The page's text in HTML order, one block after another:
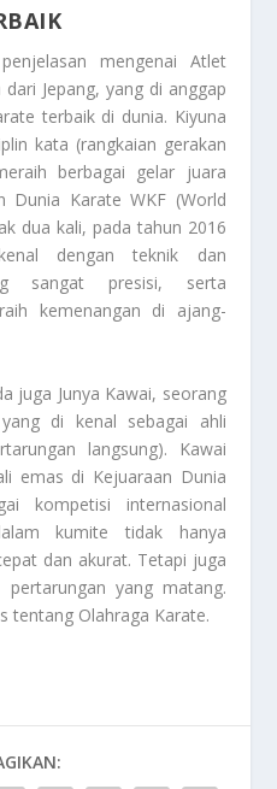
mengenai Atlet
dari Jepang, yang di anggap
terbaik di dunia. Kiyuna
kata (rangkaian gerakan
berbagai gelar juara
Dunia Karate WKF (World
dua kali, pada tahun 2016
dengan teknik dan
sangat presisi, serta
kemenangan di ajang-
juga Junya Kawai, seorang
di kenal sebagai ahli
langsung). Kawai
emas di Kejuaraan Dunia
kompetisi internasional
kumite tidak hanya
dan akurat. Tetapi juga
yang matang.
tentang Olahraga Karate.